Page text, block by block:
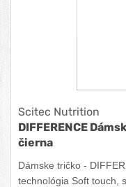
Scitec Nutrition
DIFFERENCE
čierna
Dámske tričko -
technológia Soft touch,